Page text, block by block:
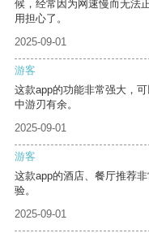
候，经常因为网速慢而无法
用担心了。
2025-09-01
游客
这款app的功能非常强大，
中游刃有余。
2025-09-01
游客
这款app的酒店、餐厅推荐
验。
2025-09-01